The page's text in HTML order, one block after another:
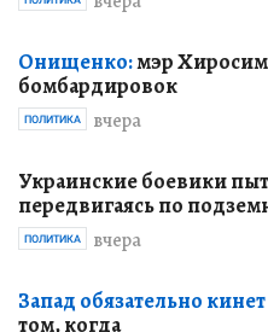
Онищенко:мэр
бомбардировок
вчера
ПОЛИТИКА
Украинские боевики
передвигаясь по
вчера
ПОЛИТИКА
Запад обязательно
том, когда